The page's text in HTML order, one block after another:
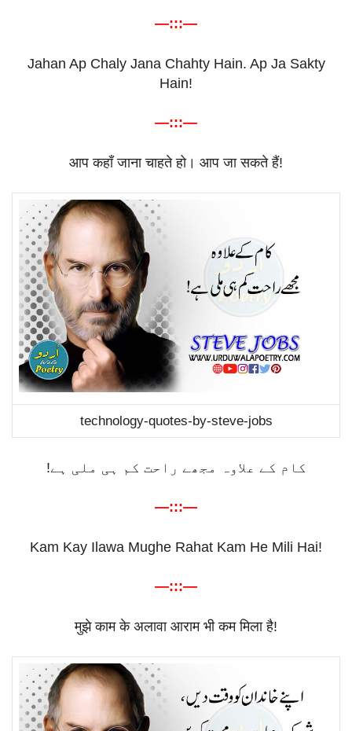
—:::—
Jahan Ap Chaly Jana Chahty Hain. Ap Ja Sakty
Hain!
—:::—
आप कहाँ जाना चाहते हो। आप जा सकते हैं!
technology-quotes-by-steve-jobs
کام کے علاوہ مجھے راحت کم ہی ملی ہے!
—:::—
Kam Kay Ilawa Mughe Rahat Kam He Mili Hai!
—:::—
मुझे काम के अलावा आराम भी कम मिला है!